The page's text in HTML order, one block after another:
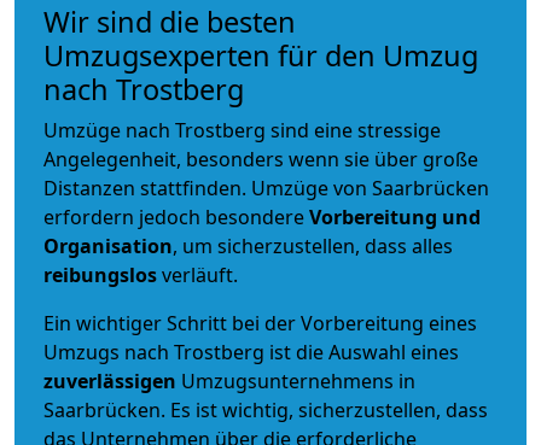
Wir sind die besten
Umzugsexperten für den Umzug
nach Trostberg
Umzüge nach Trostberg sind eine stressige
Angelegenheit, besonders wenn sie über große
Distanzen stattfinden. Umzüge von Saarbrücken
erfordern jedoch besondereVorbereitung und
Organisation, um sicherzustellen, dass alles
reibungslosverläuft.
Ein wichtiger Schritt bei der Vorbereitung eines
Umzugs nach Trostberg ist die Auswahl eines
zuverlässigen Umzugsunternehmens in
Saarbrücken. Es ist wichtig, sicherzustellen, dass
das Unternehmen über die erforderliche